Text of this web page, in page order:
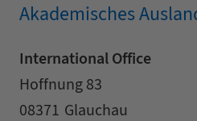
Akademisches
International Office
Adresse
Straße
Hoffnung 83
Postleitzahl
08371
Stadt Glauchau